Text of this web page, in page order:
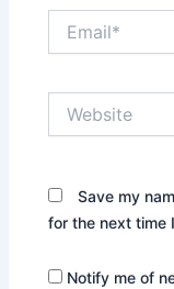
Save my
for the next time
Notify me of